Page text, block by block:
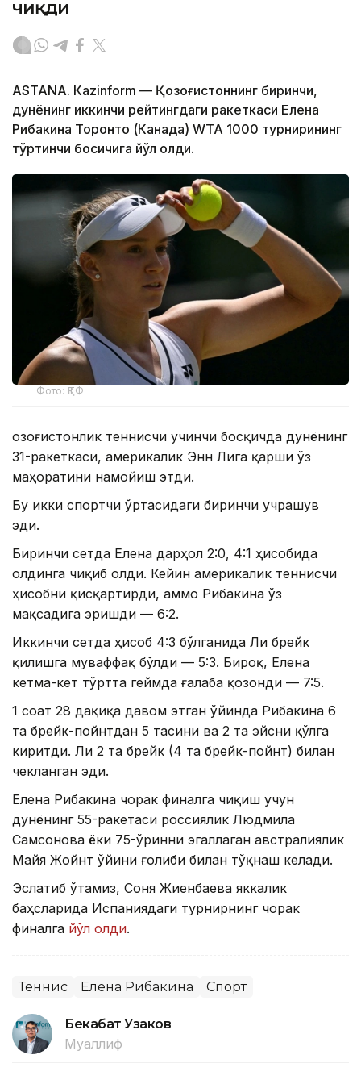
чиқди
ASTANА. Кazinform — Қозоғистоннинг биринчи,
дунёнинг иккинчи рейтингдаги ракеткаси Елена
Рибакина Торонто (Канада) WТА 1000 турнирининг
тўртинчи босқичига йўл олди.
Фото: ҚТФ
Қозоғистонлик теннисчи учинчи босқичда дунёнинг
31-ракеткаси, америкалик Энн Лига қарши ўз
маҳоратини намойиш этди.
Бу икки спортчи ўртасидаги биринчи учрашув
эди.
Биринчи сетда Елена дарҳол 2:0, 4:1 ҳисобида
олдинга чиқиб олди. Кейин америкалик теннисчи
ҳисобни қисқартирди, аммо Рибакина ўз
мақсадига эришди — 6:2.
Иккинчи сетда ҳисоб 4:3 бўлганида Ли брейк
қилишга муваффақ бўлди — 5:3. Бироқ, Елена
кетма-кет тўртта геймда ғалаба қозонди — 7:5.
1 соат 28 дақиқа давом этган ўйинда Рибакина 6
та брейк-пойнтдан 5 тасини ва 2 та эйсни қўлга
киритди. Ли 2 та брейк (4 та брейк-пойнт) билан
чекланган эди.
Елена Рибакина чорак финалга чиқиш учун
дунёнинг 55-ракетаси россиялик Людмила
Самсонова ёки 75-ўринни эгаллаган австралиялик
Майя Жойнт ўйини ғолиби билан тўқнаш келади.
Эслатиб ўтамиз, Соня Жиенбаева яккалик
баҳсларида Испаниядаги турнирнинг чорак
финалга йўл олди.
Теннис Елена Рибакина Спорт
Бекабат Узаков
Муаллиф